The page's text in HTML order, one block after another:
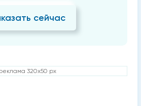
сейчас
320x50 px